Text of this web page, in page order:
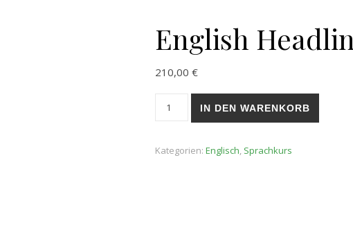
English
210,00 €
English Headlines Menge
IN DEN WARENKORB
Kategorien: Englisch, Sprachkurs